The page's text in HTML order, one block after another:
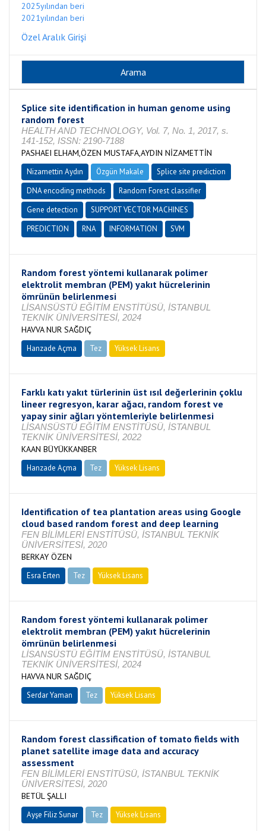
2025yılından beri
2021yılından beri
Özel Aralık Girişi
Splice site identification in human genome using
random forest
HEALTH AND TECHNOLOGY, Vol. 7, No. 1, 2017, s.
141-152, ISSN: 2190-7188
PASHAEI ELHAM,ÖZEN MUSTAFA,AYDIN NİZAMETTİN
Nizamettin Aydın Özgün Makale
Splice site prediction
DNA encoding methods
Random Forest classifier
Gene detection
SUPPORT VECTOR MACHINES
PREDICTION
RNA INFORMATION SVM
Random forest yöntemi kullanarak polimer
elektrolit membran (PEM) yakıt hücrelerinin
ömrünün belirlenmesi
LİSANSÜSTÜ EĞİTİM ENSTİTÜSÜ, İSTANBUL
TEKNİK ÜNİVERSİTESİ, 2024
HAVVA NUR SAĞDIÇ
Hanzade Açma Tez Yüksek Lisans
Farklı katı yakıt türlerinin üst ısıl değerlerinin çoklu
lineer regresyon, karar ağacı, random forest ve
yapay sinir ağları yöntemleriyle belirlenmesi
LİSANSÜSTÜ EĞİTİM ENSTİTÜSÜ, İSTANBUL
TEKNİK ÜNİVERSİTESİ, 2022
KAAN BÜYÜKKANBER
Hanzade Açma Tez Yüksek Lisans
Identification of tea plantation areas using Google
cloud based random forest and deep learning
FEN BİLİMLERİ ENSTİTÜSÜ, İSTANBUL TEKNİK
ÜNİVERSİTESİ, 2020
BERKAY ÖZEN
Esra Erten Tez Yüksek Lisans
Random forest yöntemi kullanarak polimer
elektrolit membran (PEM) yakıt hücrelerinin
ömrünün belirlenmesi
LİSANSÜSTÜ EĞİTİM ENSTİTÜSÜ, İSTANBUL
TEKNİK ÜNİVERSİTESİ, 2024
HAVVA NUR SAĞDIÇ
Serdar Yaman Tez Yüksek Lisans
Random forest classification of tomato fields with
planet satellite image data and accuracy
assessment
FEN BİLİMLERİ ENSTİTÜSÜ, İSTANBUL TEKNİK
ÜNİVERSİTESİ, 2020
BETÜL ŞALLI
Ayşe Filiz Sunar Tez Yüksek Lisans